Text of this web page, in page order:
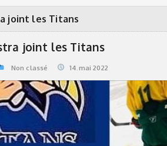
joint les Titans
joint les Titans
Non classé 14.mai 2022